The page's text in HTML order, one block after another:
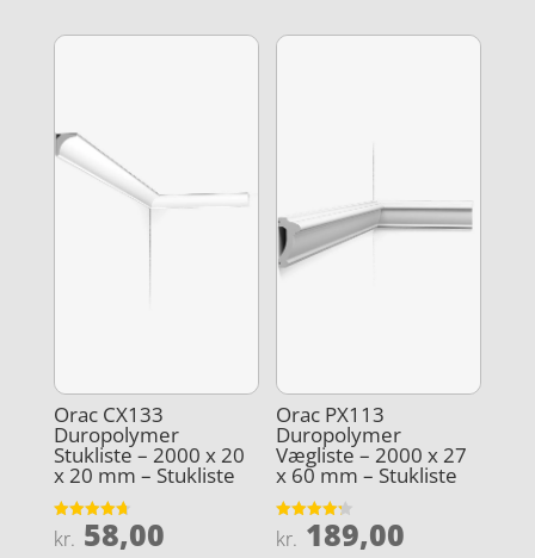
Orac CX133
Duropolymer
Stukliste – 2000 x 20
x 20 mm – Stukliste
Vurderet
4.7
kr. 58,00
Orac PX113
Duropolymer
Vægliste – 2000 x 27
x 60 mm – Stukliste
Vurderet
4.2
kr. 189,00